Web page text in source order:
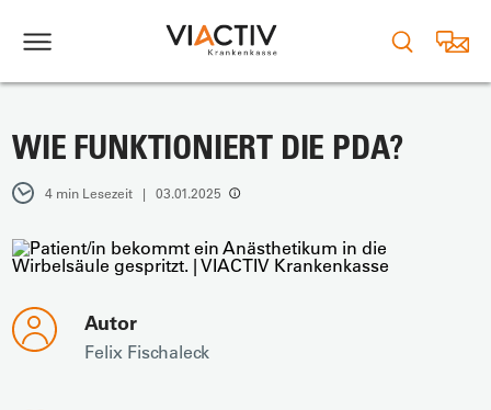
WIE FUNKTIONIERT DIE PDA?
4 min Lesezeit | 03.01.2025
Autor
Felix Fischaleck